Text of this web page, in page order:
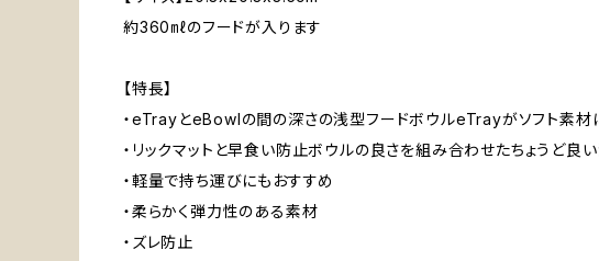
約360㎖のフードが入ります
【特長】
・eTrayとeBowlの間の深さの浅型フードボウルeTrayがソフト素材
・リックマットと早食い防止ボウルの良さを組み合わせたちょうど良い
・軽量で持ち運びにもおすすめ
・柔らかく弾力性のある素材
・ズレ防止